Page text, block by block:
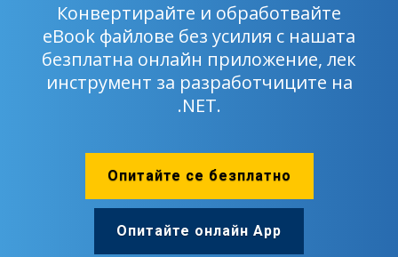
Конвертирайте и обработвайте
eBook файлове без усилия с нашата
безплатна онлайн приложение, лек
инструмент за разработчиците на
.NET.
Опитайте се безплатно
Опитайте онлайн App